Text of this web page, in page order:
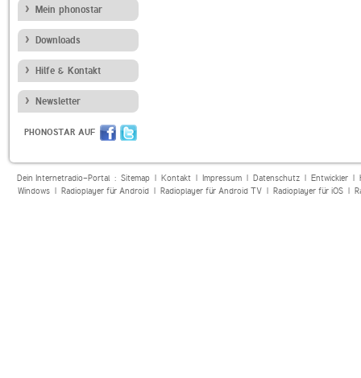
Mein phonostar
Downloads
Hilfe & Kontakt
Newsletter
PHONOSTAR AUF
Dein Internetradio-Portal : Sitemap| Kontakt| Impressum| Datenschutz| Entwickler|
Windows| Radioplayer für Android| Radioplayer für Android TV| Radioplayer für iOS|